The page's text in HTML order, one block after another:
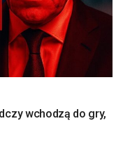
wchodzą do gry,